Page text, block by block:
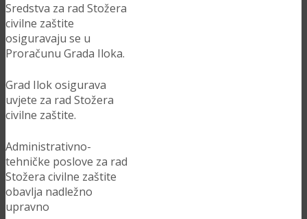
Sredstva za rad Stožera
civilne zaštite
osiguravaju se u
Proračunu Grada Iloka.
Grad Ilok osigurava
uvjete za rad Stožera
civilne zaštite.
Administrativno-
tehničke poslove za rad
Stožera civilne zaštite
obavlja nadležno
upravno